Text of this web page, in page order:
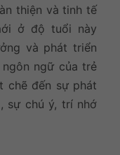
thiện và tinh tế
ở độ tuổi này
và phát triển
ngữ của trẻ
chẽ đến sự phát
sự chú ý, trí nhớ